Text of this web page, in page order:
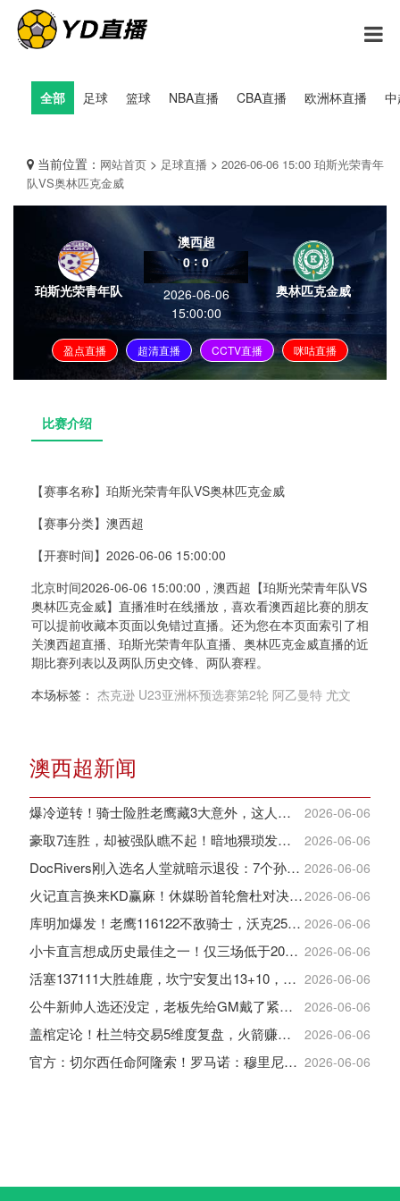
全部 足球 篮球 NBA直播 CBA直播 欧洲杯直播
当前位置： 网站首页 > 足球直播 > 2026-06-06 15:00 珀斯光荣青年
队VS奥林匹克金威
珀斯光荣青年队
澳西超
0:0
2026-06-06
15:00:00
奥林匹克金威
盈点直播 超清直播 CCTV直播 咪咕直播
比赛介绍
【赛事名称】 珀斯光荣青年队VS奥林匹克金威
【赛事分类】 澳西超
【开赛时间】 2026-06-06 15:00:00
北京时间2026-06-06 15:00:00，澳西超【珀斯光荣青年队VS
奥林匹克金威】直播准时在线播放，喜欢看澳西超比赛的朋友
可以提前收藏本页面以免错过直播。还为您在本页面索引了相
关澳西超直播、珀斯光荣青年队直播、奥林匹克金威直播的近
期比赛列表以及两队历史交锋、两队赛程。
本场标签： 杰克逊 U23亚洲杯预选赛第2轮 阿乙曼特 尤文
澳西超新闻
爆冷逆转！骑士险胜老鹰藏3大意外，这人彻底沦为季后赛鸡肋 2026-06-06
豪取7连胜，却被强队瞧不起！暗地猥琐发育，雷霆卫冕的劲敌来了 2026-06-06
DocRivers刚入选名人堂就暗示退役：7个孙辈等不起了 2026-06-06
火记直言换来KD赢麻！休媒盼首轮詹杜对决：湖人内部生嫌隙利火箭2026-06-06
库明加爆发！老鹰116122不敌骑士，沃克25+4+2+2，约翰逊12+11+6 2026-06-06
小卡直言想成历史最佳之一！仅三场低于20+入巅峰保底最佳三阵 2026-06-06
活塞137111大胜雄鹿，坎宁安复出13+10，杜伦21分9板 2026-06-06
公牛新帅人选还没定，老板先给GM戴了紧箍咒 2026-06-06
盖棺定论！杜兰特交易5维度复盘，火箭赚大了，太阳只赢在未来 2026-06-06
官方：切尔西任命阿隆索！罗马诺：穆里尼奥对重返皇马感到激动！ 2026-06-06